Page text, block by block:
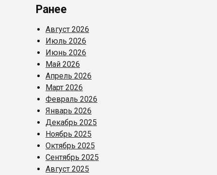
Ранее
Август 2026
Июль 2026
Июнь 2026
Май 2026
Апрель 2026
Март 2026
Февраль 2026
Январь 2026
Декабрь 2025
Ноябрь 2025
Октябрь 2025
Сентябрь 2025
Август 2025